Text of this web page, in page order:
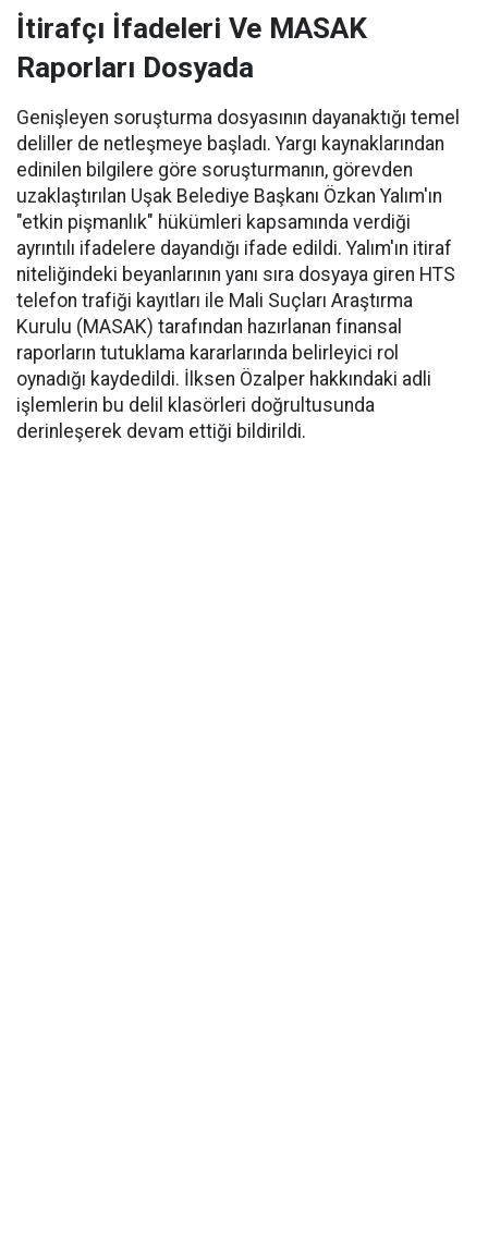
İtirafçı İfadeleri Ve MASAK
Raporları Dosyada
Genişleyen soruşturma dosyasının dayanaktığı temel
deliller de netleşmeye başladı. Yargı kaynaklarından
edinilen bilgilere göre soruşturmanın, görevden
uzaklaştırılan Uşak Belediye Başkanı Özkan Yalım'ın
"etkin pişmanlık" hükümleri kapsamında verdiği
ayrıntılı ifadelere dayandığı ifade edildi. Yalım'ın itiraf
niteliğindeki beyanlarının yanı sıra dosyaya giren HTS
telefon trafiği kayıtları ile Mali Suçları Araştırma
Kurulu (MASAK) tarafından hazırlanan finansal
raporların tutuklama kararlarında belirleyici rol
oynadığı kaydedildi. İlksen Özalper hakkındaki adli
işlemlerin bu delil klasörleri doğrultusunda
derinleşerek devam ettiği bildirildi.